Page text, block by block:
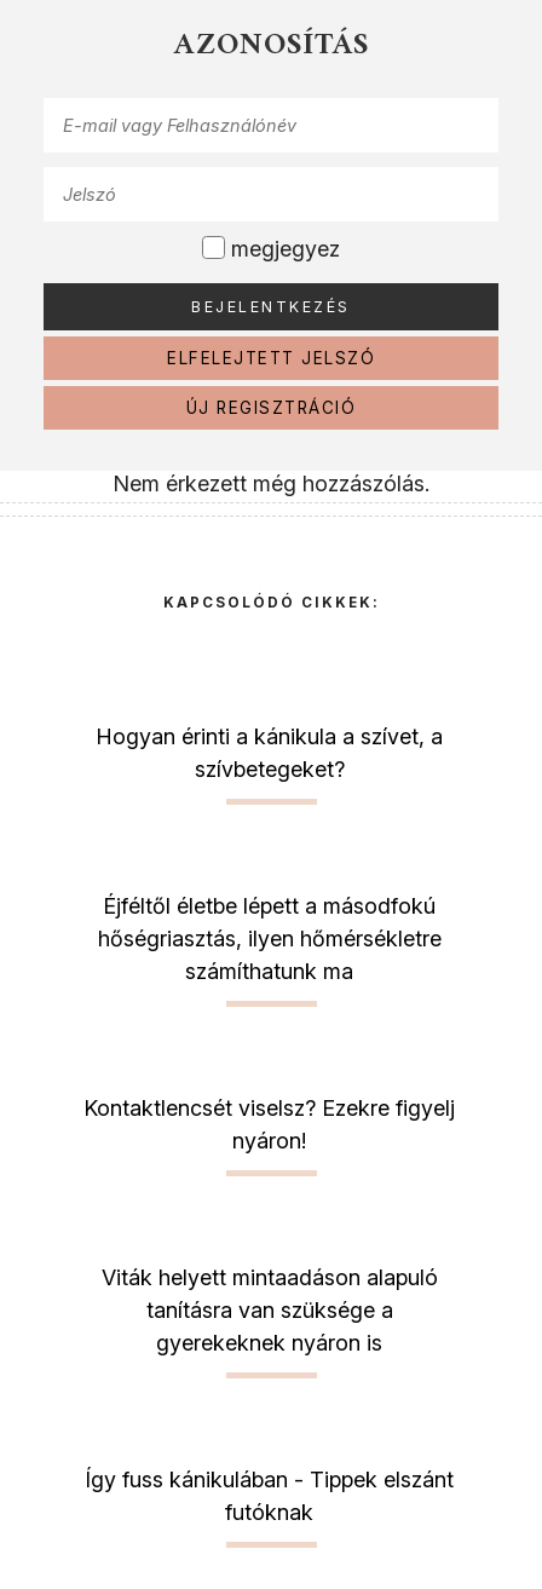
AZONOSÍTÁS
megjegyez
ELFELEJTETT JELSZÓ
ÚJ REGISZTRÁCIÓ
Nem érkezett még hozzászólás.
KAPCSOLÓDÓ CIKKEK:
Hogyan érinti a kánikula a szívet, a
szívbetegeket?
Éjféltől életbe lépett a másodfokú
hőségriasztás, ilyen hőmérsékletre
számíthatunk ma
Kontaktlencsét viselsz? Ezekre figyelj
nyáron!
Viták helyett mintaadáson alapuló
tanításra van szüksége a
gyerekeknek nyáron is
Így fuss kánikulában - Tippek elszánt
futóknak